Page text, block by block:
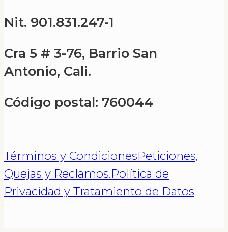
Nit. 901.831.247-1
Cra 5 # 3-76, Barrio San
Antonio, Cali.
Código postal: 760044
Términos y CondicionesPeticiones,
Quejas y Reclamos.Política de
Privacidad y Tratamiento de Datos